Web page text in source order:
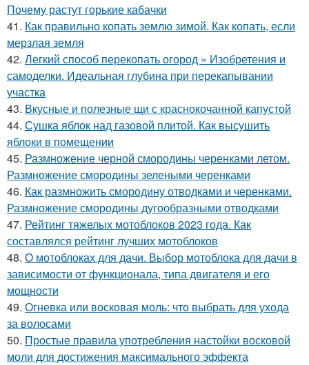
Почему растут горькие кабачки
41. Как правильно копать землю зимой. Как копать, если
мерзлая земля
42. Легкий способ перекопать огород » Изобретения и
самоделки. Идеальная глубина при перекапывании
участка
43. Вкусные и полезные щи с краснокочанной капустой
44. Сушка яблок над газовой плитой. Как высушить
яблоки в помещении
45. Размножение черной смородины черенками летом.
Размножение смородины зелеными черенками
46. Как размножить смородину отводками и черенками.
Размножение смородины дугообразными отводками
47. Рейтинг тяжелых мотоблоков 2023 года. Как
составлялся рейтинг лучших мотоблоков
48. О мотоблоках для дачи. Выбор мотоблока для дачи в
зависимости от функционала, типа двигателя и его
мощности
49. Огневка или восковая моль: что выбрать для ухода
за волосами
50. Простые правила употребления настойки восковой
моли для достижения максимального эффекта